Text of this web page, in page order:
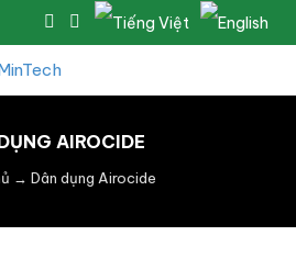
AIROCIDE
→ Dân dụng Airocide